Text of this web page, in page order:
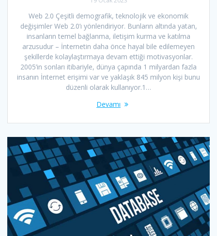
Web 2.0 Çeşitli demografik, teknolojik ve ekonomik
değişimler Web 2.0’ı yönlendiriyor. Bunların altında yatan,
insanların temel bağlanma, iletişim kurma ve katılma
arzusudur – İnternetin daha önce hayal bile edilemeyen
şekillerde kolaylaştırmaya devam ettiği motivasyonlar.
2005’in sonları itibariyle, dünya çapında 1 milyardan fazla
insanın İnternet erişimi var ve yaklaşık 845 milyon kişi bunu
düzenli olarak kullanıyor.1…
Devamı